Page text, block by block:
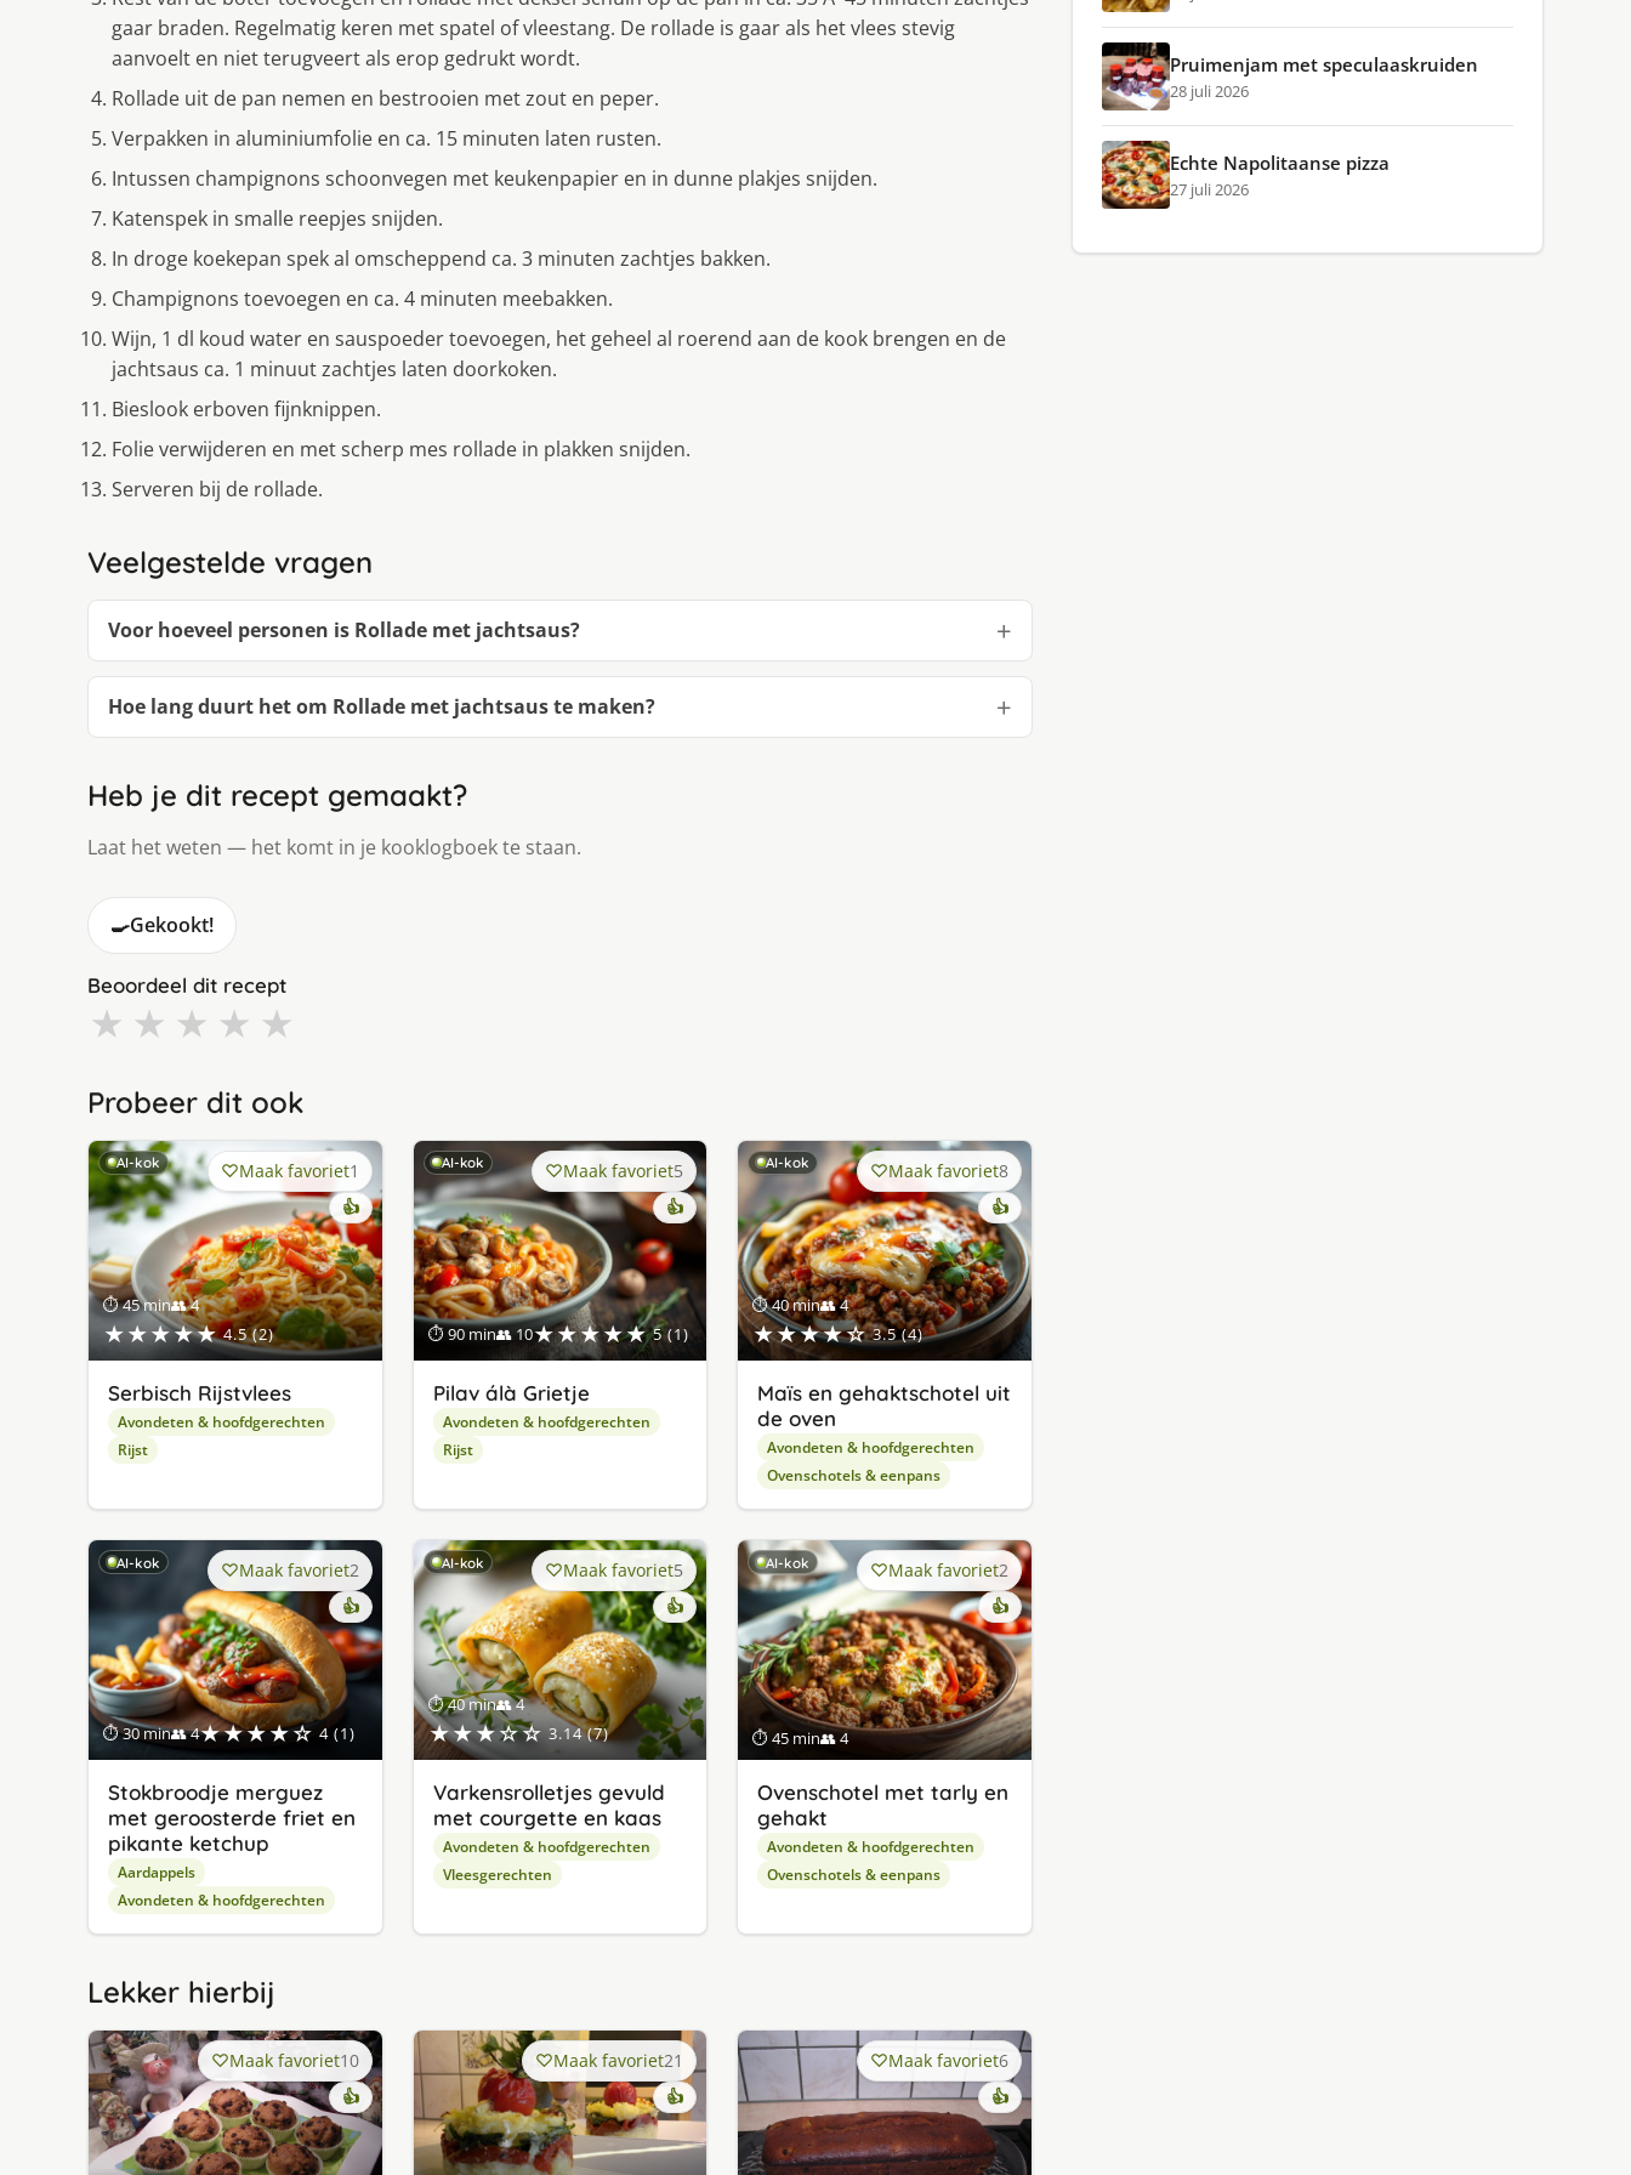
gaar braden. Regelmatig keren met spatel of vleestang. De rollade is gaar als het vlees stevig
aanvoelt en niet terugveert als erop gedrukt wordt.
Rollade uit de pan nemen en bestrooien met zout en peper.
Verpakken in aluminiumfolie en ca. 15 minuten laten rusten.
Intussen champignons schoonvegen met keukenpapier en in dunne plakjes snijden.
Katenspek in smalle reepjes snijden.
In droge koekepan spek al omscheppend ca. 3 minuten zachtjes bakken.
Champignons toevoegen en ca. 4 minuten meebakken.
Wijn, 1 dl koud water en sauspoeder toevoegen, het geheel al roerend aan de kook brengen en de
jachtsaus ca. 1 minuut zachtjes laten doorkoken.
Bieslook erboven fijnknippen.
Folie verwijderen en met scherp mes rollade in plakken snijden.
Serveren bij de rollade.
Veelgestelde vragen
Voor hoeveel personen is Rollade met jachtsaus?
Hoe lang duurt het om Rollade met jachtsaus te maken?
Heb je dit recept gemaakt?
Laat het weten — het komt in je kooklogboek te staan.
🍳Gekookt!
Beoordeel dit recept
★ ★ ★ ★ ★
Probeer dit ook
AI-kok
⏱ 45 min👥 4
★★★★★ 4.5 (2)
Maak favoriet1
👍
Serbisch Rijstvlees
Avondeten & hoofdgerechten
Rijst
AI-kok
⏱ 90 min👥 10★★★★★ 5 (1)
Maak favoriet5
👍
Pilav álà Grietje
Avondeten & hoofdgerechten
Rijst
AI-kok
⏱ 40 min👥 4
★★★★☆ 3.5 (4)
Maak favoriet8
👍
Maïs en gehaktschotel uit
de oven
Avondeten & hoofdgerechten
Ovenschotels & eenpans
AI-kok
⏱ 30 min👥 4★★★★☆ 4 (1)
Maak favoriet2
👍
Stokbroodje merguez
met geroosterde friet en
pikante ketchup
Aardappels
Avondeten & hoofdgerechten
AI-kok
⏱ 40 min👥 4
★★★☆☆ 3.14 (7)
Maak favoriet5
👍
Varkensrolletjes gevuld
met courgette en kaas
Avondeten & hoofdgerechten
Vleesgerechten
AI-kok
⏱ 45 min👥 4
Maak favoriet2
👍
Ovenschotel met tarly en
gehakt
Avondeten & hoofdgerechten
Ovenschotels & eenpans
Lekker hierbij
Maak favoriet10
👍
Maak favoriet21
👍
Maak favoriet6
👍
Pruimenjam met speculaaskruiden
28 juli 2026
Echte Napolitaanse pizza
27 juli 2026